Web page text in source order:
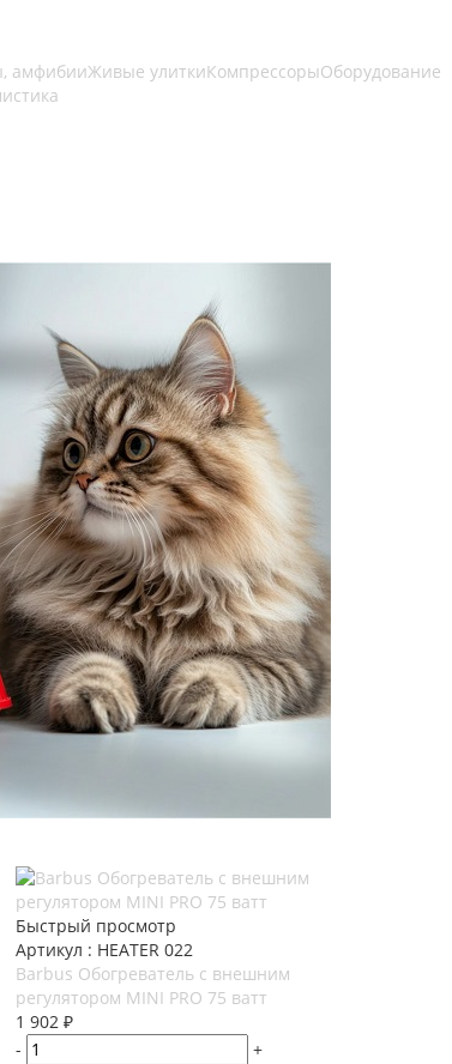
амфибииЖивые улиткиКомпрессорыОборудование
Быстрый просмотр
Артикул : HEATER 022
Barbus Обогреватель с внешним
регулятором MINI PRO 75 ватт
1 902₽
-
+